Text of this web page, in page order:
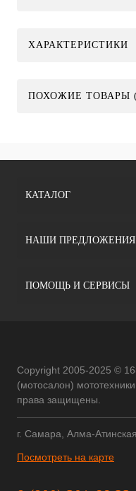
ХАРАКТЕРИСТИКИ
ПОХОЖИЕ ТОВАРЫ
КАТАЛОГ
НАШИ ПРЕДЛОЖЕНИЯ
ПОМОЩЬ И СЕРВИСЫ
Copyright 2005-2025 ©
(мотосалон)
права защищены.
г. Самара, Алма-
Посмотреть на карте